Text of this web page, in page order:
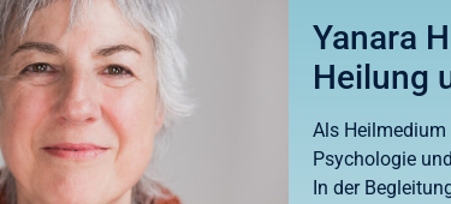
Yanara
Heilung
Als
Psychologie
In der